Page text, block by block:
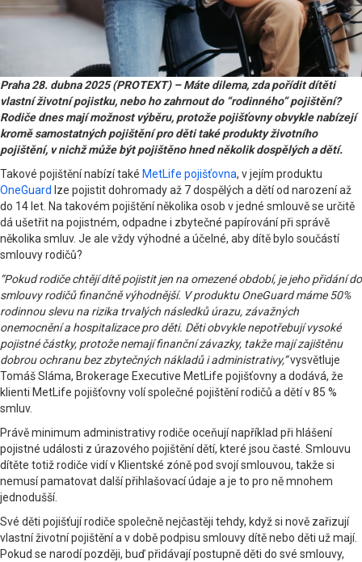
Praha 28. dubna 2025 (PROTEXT) – Máte dilema, zda pořídit dítěti
vlastní životní pojistku, nebo ho zahrnout do “rodinného” pojištění?
Rodiče dnes mají možnost výběru, protože pojišťovny obvykle nabízejí
kromě samostatných pojištění pro děti také produkty životního
pojištění, v nichž může být pojištěno hned několik dospělých a dětí.
Takové pojištění nabízí také MetLife pojišťovna, v jejím produktu
OneGuard lze pojistit dohromady až 7 dospělých a dětí od narození až
do 14 let. Na takovém pojištění několika osob v jedné smlouvě se určitě
dá ušetřit na pojistném, odpadne i zbytečné papírování při správě
několika smluv. Je ale vždy výhodné a účelné, aby dítě bylo součástí
smlouvy rodičů?
“Pokud rodiče chtějí dítě pojistit jen na omezené období, je jeho přidání do
smlouvy rodičů finančně výhodnější. V produktu OneGuard máme 50%
rodinnou slevu na rizika trvalých následků úrazu, závažných
onemocnění a hospitalizace pro děti. Děti obvykle nepotřebují vysoké
pojistné částky, protože nemají finanční závazky, takže mají zajištěnu
dobrou ochranu bez zbytečných nákladů i administrativy,”vysvětluje
Tomáš Sláma, Brokerage Executive MetLife pojišťovny a dodává, že
klienti MetLife pojišťovny volí společné pojištění rodičů a dětí v 85 %
smluv.
Právě minimum administrativy rodiče oceňují například při hlášení
pojistné události z úrazového pojištění dětí, které jsou časté. Smlouvu
dítěte totiž rodiče vidí v Klientské zóně pod svojí smlouvou, takže si
nemusí pamatovat další přihlašovací údaje a je to pro ně mnohem
jednodušší.
Své děti pojišťují rodiče společně nejčastěji tehdy, když si nově zařizují
vlastní životní pojištění a v době podpisu smlouvy dítě nebo děti už mají.
Pokud se narodí později, buď přidávají postupně děti do své smlouvy,